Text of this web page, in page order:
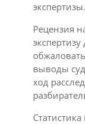
Рецензия
выводы
ход